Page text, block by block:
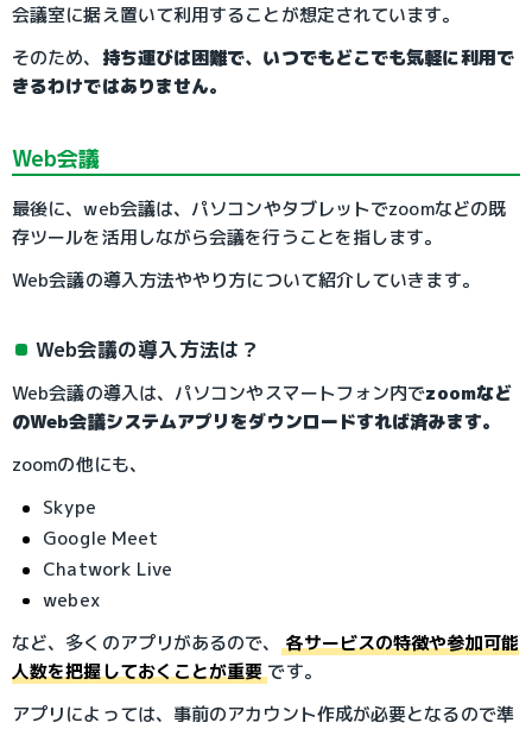
会議室に据え置いて利用することが想定されています。
そのため、 持ち運びは困難で、いつでもどこでも気軽に利用で
きるわけではありません。
Web会議
最後に、web会議は、パソコンやタブレットでzoomなどの既
存ツールを活用しながら会議を行うことを指します。
Web会議の導入方法ややり方について紹介していきます。
Web会議の導入方法は？
Web会議の導入は、パソコンやスマートフォン内でzoomなど
のWeb会議システムアプリをダウンロードすれば済みます。
zoomの他にも、
Skype
Google Meet
Chatwork Live
webex
など、多くのアプリがあるので、
各サービスの特徴や参加可能
人数を把握しておくことが重要 です。
アプリによっては、事前のアカウント作成が必要となるので準